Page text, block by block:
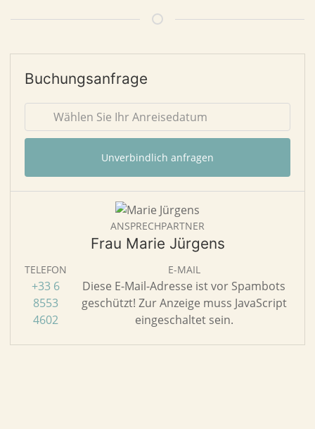
Buchungsanfrage
Unverbindlich anfragen
ANSPRECHPARTNER
Frau Marie Jürgens
TELEFON
+33 6
8553
4602
E-MAIL
Diese E-Mail-Adresse ist vor Spambots
geschützt! Zur Anzeige muss JavaScript
eingeschaltet sein.